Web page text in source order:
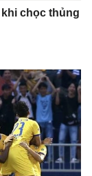
khi chọc thủng